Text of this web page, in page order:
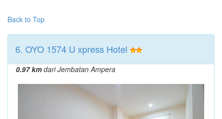
Back to Top
6. OYO 1574 U xpress Hotel
0.97 kmdari Jembatan Ampera